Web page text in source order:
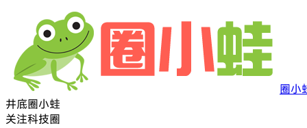
圈小
井底圈小蛙
关注科技圈